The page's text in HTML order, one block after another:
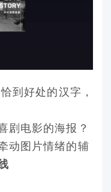
到好处的汉字，
剧电影的海报？
动图片情绪的辅